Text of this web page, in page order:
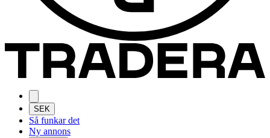
SEK
Så funkar det
Ny annons